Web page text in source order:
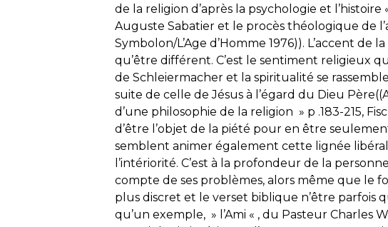
de la religion d’après la psychologie et
Auguste Sabatier et le procès théologique de
Symbolon/L’Age d’Homme 1976)). L’accent de
qu’être différent. C’est le sentiment religieux
de Schleiermacher et la spiritualité se
suite de celle de Jésus à l’égard du Dieu
d’une philosophie de la religion » p .183-215,
d’être l’objet de la piété pour en être
semblent animer également cette lignée
l’intériorité. C’est à la profondeur de la
compte de ses problèmes, alors même que le
plus discret et le verset biblique n’être parfois
qu’un exemple, » l’Ami « , du Pasteur Charles